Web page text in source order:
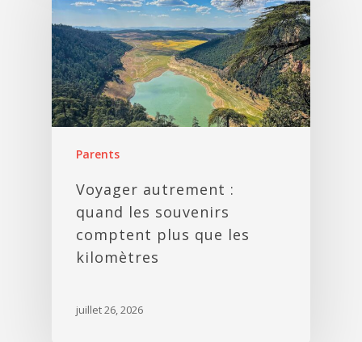
Parents
Voyager autrement :
quand les souvenirs
comptent plus que les
kilomètres
juillet 26, 2026